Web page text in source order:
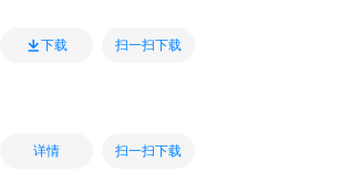
下载 扫一扫下载
详情 扫一扫下载